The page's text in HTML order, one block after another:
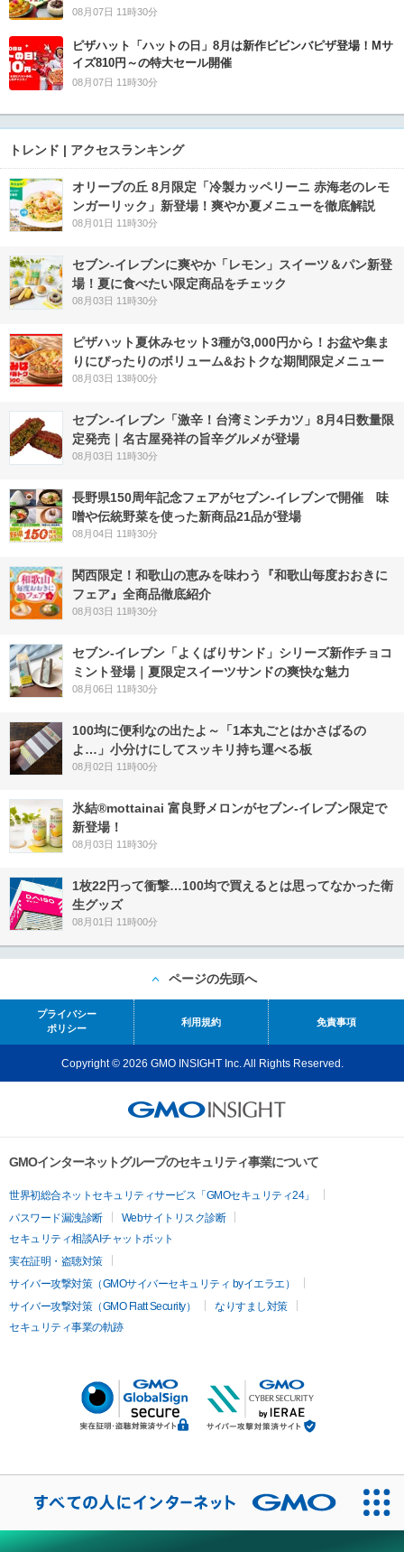
08月07日 11時30分
ピザハット「ハットの日」8月は新作ビビンバピザ登場！Mサ
イズ810円～の特大セール開催
08月07日 11時30分
トレンド | アクセスランキング
オリーブの丘 8月限定「冷製カッペリーニ 赤海老のレモ
ンガーリック」新登場！爽やか夏メニューを徹底解説
08月01日 11時30分
セブン‐イレブンに爽やか「レモン」スイーツ＆パン新登
場！夏に食べたい限定商品をチェック
08月03日 11時30分
ピザハット夏休みセット3種が3,000円から！お盆や集ま
りにぴったりのボリューム&おトクな期間限定メニュー
08月03日 13時00分
セブン-イレブン「激辛！台湾ミンチカツ」8月4日数量限
定発売｜名古屋発祥の旨辛グルメが登場
08月03日 11時30分
長野県150周年記念フェアがセブン-イレブンで開催 味
噌や伝統野菜を使った新商品21品が登場
08月04日 11時30分
関西限定！和歌山の恵みを味わう『和歌山毎度おおきに
フェア』全商品徹底紹介
08月03日 11時30分
セブン‐イレブン「よくばりサンド」シリーズ新作チョコ
ミント登場｜夏限定スイーツサンドの爽快な魅力
08月06日 11時30分
100均に便利なの出たよ～「1本丸ごとはかさばるの
よ…」小分けにしてスッキリ持ち運べる板
08月02日 11時00分
氷結®mottainai 富良野メロンがセブン‐イレブン限定で
新登場！
08月03日 11時30分
1枚22円って衝撃…100均で買えるとは思ってなかった衛
生グッズ
08月01日 11時00分
ページの先頭へ
プライバシー
ポリシー
利用規約 免責事項
Copyright © 2026 GMO INSIGHT Inc. All Rights Reserved.
GMOインターネットグループのセキュリティ事業について
世界初総合ネットセキュリティサービス「GMOセキュリティ24」
パスワード漏洩診断
Webサイトリスク診断
セキュリティ相談AIチャットボット
実在証明・盗聴対策
サイバー攻撃対策（GMOサイバーセキュリティ byイエラエ）
サイバー攻撃対策（GMO Flatt Security）
なりすまし対策
セキュリティ事業の軌跡